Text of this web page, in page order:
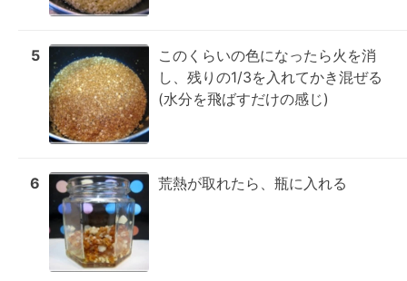
5
このくらいの色になったら火を消
し、残りの1/3を入れてかき混ぜる
(水分を飛ばすだけの感じ)
6 荒熱が取れたら、瓶に入れる